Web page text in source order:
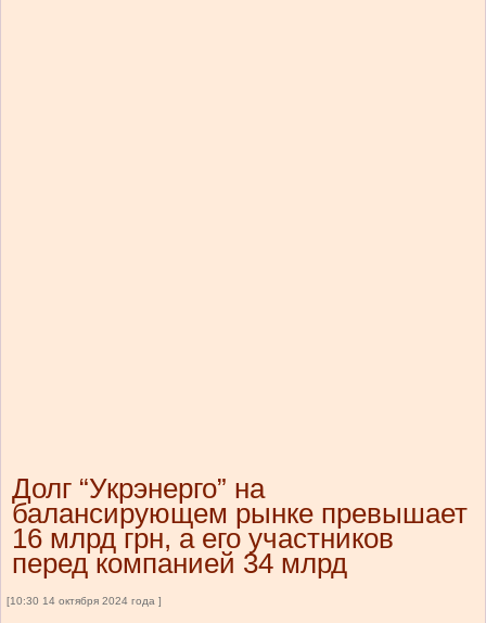
Долг “Укрэнерго” на
балансирующем рынке превышает
16 млрд грн, а его участников
перед компанией 34 млрд
[10:30 14 октября 2024 года ]